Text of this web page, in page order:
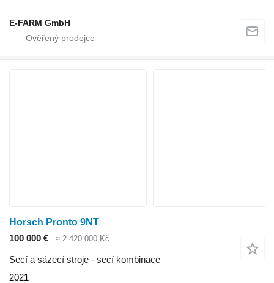
E-FARM GmbH
Horsch Pronto 9NT
100 000 €
≈ 2 420 000 Kč
Secí a sázecí stroje - secí kombinace
2021